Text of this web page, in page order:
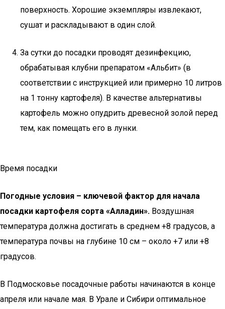
поверхность. Хорошие экземпляры извлекают,
сушат и раскладывают в один слой.
За сутки до посадки проводят дезинфекцию,
обрабатывая клубни препаратом «Альбит» (в
соответствии с инструкцией или примерно 10 литров
на 1 тонну картофеля). В качестве альтернативы
картофель можно опудрить древесной золой перед
тем, как помещать его в лунки.
Время посадки
Погодные условия – ключевой фактор для начала
посадки картофеля сорта «Алладин». Воздушная
температура должна достигать в среднем +8 градусов, а
температура почвы на глубине 10 см – около +7 или +8
градусов.
В Подмосковье посадочные работы начинаются в конце
апреля или начале мая. В Урале и Сибири оптимальное